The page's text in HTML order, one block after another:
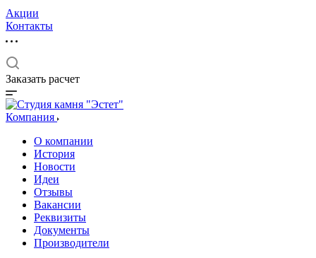
Акции
Контакты
Заказать расчет
Компания
О компании
История
Новости
Идеи
Отзывы
Вакансии
Реквизиты
Документы
Производители